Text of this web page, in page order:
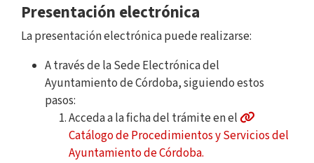
Presentación electrónica
La presentación electrónica puede realizarse:
A través de la Sede Electrónica del
Ayuntamiento de Córdoba, siguiendo estos
pasos:
Acceda a la ficha del trámite en el
Catálogo de Procedimientos y Servicios del
Ayuntamiento de Córdoba.